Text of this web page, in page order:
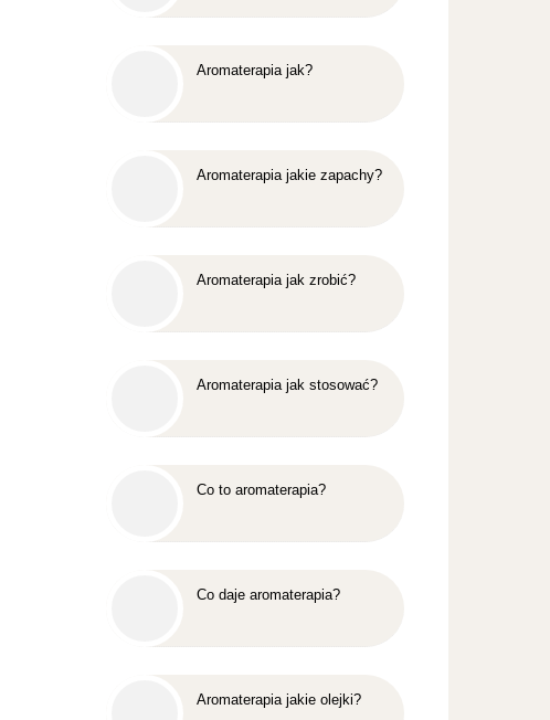
Aromaterapia jak?
Aromaterapia jakie zapachy?
Aromaterapia jak zrobić?
Aromaterapia jak stosować?
Co to aromaterapia?
Co daje aromaterapia?
Aromaterapia jakie olejki?